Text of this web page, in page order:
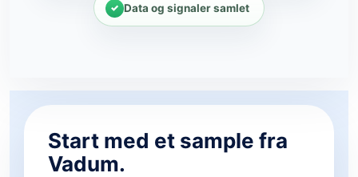
Data og signaler samlet
Start med et sample fra
Vadum.